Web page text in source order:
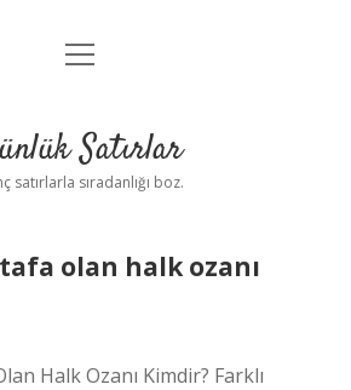
Anasayfa
Yasal Uyarı
menüyü
Satırlar
satırlarla sıradanlığı boz.
olan halk ozanı
Halk Ozanı Kimdir? Farklı